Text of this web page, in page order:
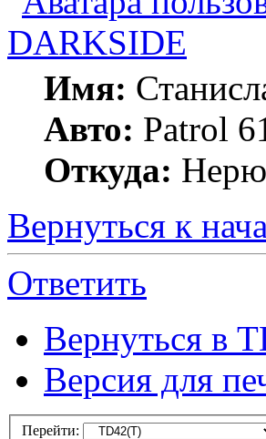
DARKSIDE
Имя:
Авто: Patrol
Откуда:
Вернуться к
Ответить
Вернуться в
Версия для
Перейти: